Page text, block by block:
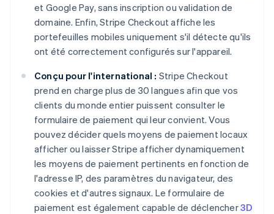
et Google Pay, sans inscription ou validation de
domaine. Enfin, Stripe Checkout affiche les
portefeuilles mobiles uniquement s'il détecte qu'ils
ont été correctement configurés sur l'appareil.
Conçu pour l'international : Stripe Checkout
prend en charge plus de 30 langues afin que vos
clients du monde entier puissent consulter le
formulaire de paiement qui leur convient. Vous
pouvez décider quels moyens de paiement locaux
afficher ou laisser Stripe afficher dynamiquement
les moyens de paiement pertinents en fonction de
l'adresse IP, des paramètres du navigateur, des
cookies et d'autres signaux. Le formulaire de
paiement est également capable de déclencher3D